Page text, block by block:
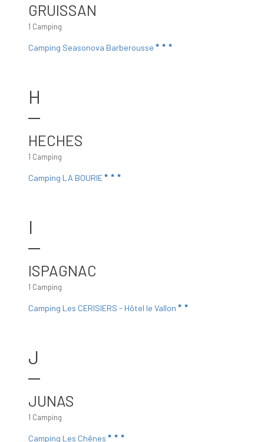
GRUISSAN
1 Camping
Camping Seasonova Barberousse
H
HECHES
1 Camping
Camping LA BOURIE
I
ISPAGNAC
1 Camping
Camping Les CERISIERS - Hôtel le Vallon
J
JUNAS
1 Camping
Camping Les Chênes